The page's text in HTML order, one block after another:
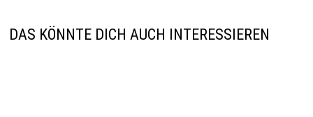
DAS KÖNNTE DICH AUCH INTERESSIEREN